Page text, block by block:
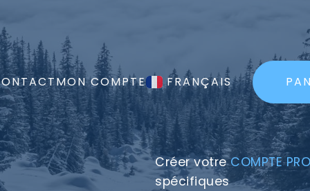
MON COMPTE FRANÇAIS
Créer votreCOMPTE
spécifiques